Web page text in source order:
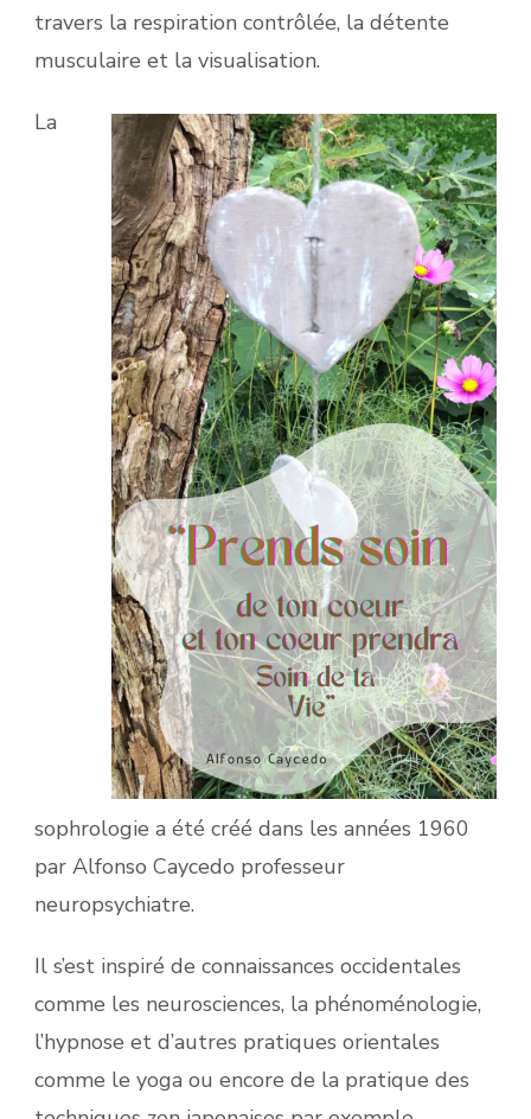
travers la respiration contrôlée, la détente
musculaire et la visualisation.
La
sophrologie a été créé dans les années 1960
par Alfonso Caycedo professeur
neuropsychiatre.
Il s’est inspiré de connaissances occidentales
comme les neurosciences, la phénoménologie,
l’hypnose et d’autres pratiques orientales
comme le yoga ou encore de la pratique des